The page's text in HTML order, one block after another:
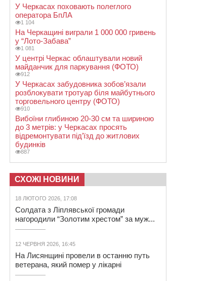
У Черкасах поховають полеглого
оператора БпЛА
1 104
На Черкащині виграли 1 000 000 гривень
у “Лото-Забава”
1 081
У центрі Черкас облаштували новий
майданчик для паркування (ФОТО)
912
У Черкасах забудовника зобов’язали
розблокувати тротуар біля майбутнього
торговельного центру (ФОТО)
910
Вибоїни глибиною 20-30 см та шириною
до 3 метрів: у Черкасах просять
відремонтувати під’їзд до житлових
будинків
887
СХОЖІ НОВИНИ
18 ЛЮТОГО 2026, 17:08
Солдата з Ліплявської громади
нагородили “Золотим хрестом” за муж...
12 ЧЕРВНЯ 2026, 16:45
На Лисянщині провели в останню путь
ветерана, який помер у лікарні